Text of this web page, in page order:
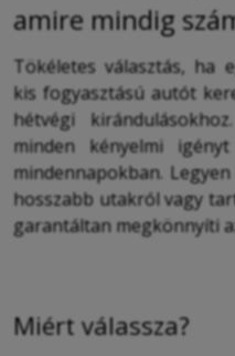
amire mindig
Tökéletes választás, ha
kis fogyasztású autót
hétvégi
minden kényelmi
mindennapokban.
hosszabb utakról vagy
garantáltan megkönnyíti
Miért válassza?